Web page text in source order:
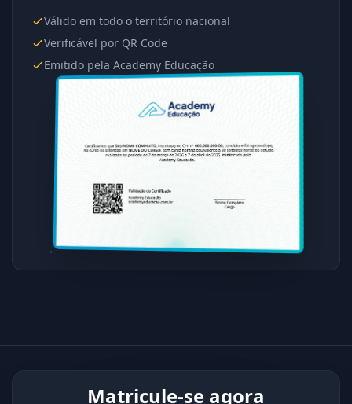
Válido em todo o território nacional
Verificável por QR Code
Emitido pela Academy Educação
Matricule-se agora